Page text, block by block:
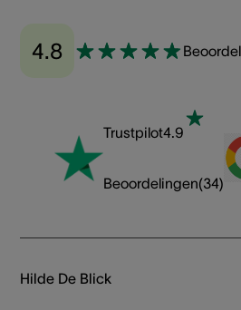
4.8
Trustpilot4.9
Beoordelingen(34)
Hilde De Blick